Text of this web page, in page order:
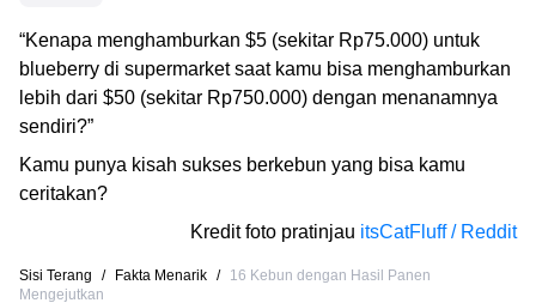
“Kenapa menghamburkan $5 (sekitar Rp75.000) untuk
blueberry di supermarket saat kamu bisa menghamburkan
lebih dari $50 (sekitar Rp750.000) dengan menanamnya
sendiri?”
Kamu punya kisah sukses berkebun yang bisa kamu
ceritakan?
Kredit foto pratinjau itsCatFluff / Reddit
Sisi Terang / Fakta Menarik /
16 Kebun dengan Hasil Panen
Mengejutkan